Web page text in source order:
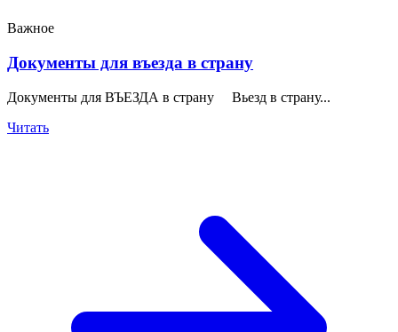
Важное
Документы для въезда в страну
Документы для ВЪЕЗДА в страну Вьезд в страну...
Читать